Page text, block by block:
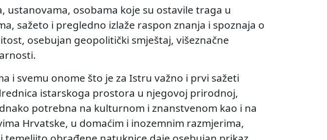
ustanovama, osobama koje su ostavile traga u
sažeto i pregledno izlaže raspon znanja i spoznaja o
osebujan geopolitički smještaj, višeznačne
i svemu onome što je za Istru važno i prvi sažeti
istarskoga prostora u njegovoj prirodnoj,
potrebna na kulturnom i znanstvenom kao i na
Hrvatske, u domaćim i inozemnim razmjerima,